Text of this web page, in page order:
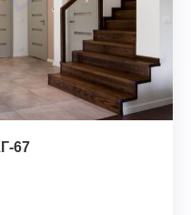
67